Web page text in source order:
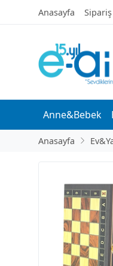
Anasayfa
Anne&Bebek
Anasayfa